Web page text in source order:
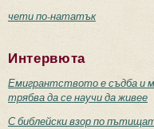
чети по-нататък
Интервюта
Емигрантството е съдба и
трябва да се научи да живее
С библейски взор по